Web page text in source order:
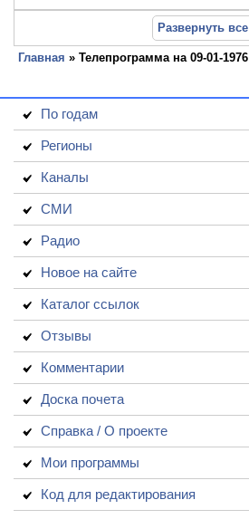
Развернуть все
Главная » Телепрограмма на 09-01-1976
По годам
Регионы
Каналы
СМИ
Радио
Новое на сайте
Каталог ссылок
Отзывы
Комментарии
Доска почета
Справка / О проекте
Мои программы
Код для редактирования